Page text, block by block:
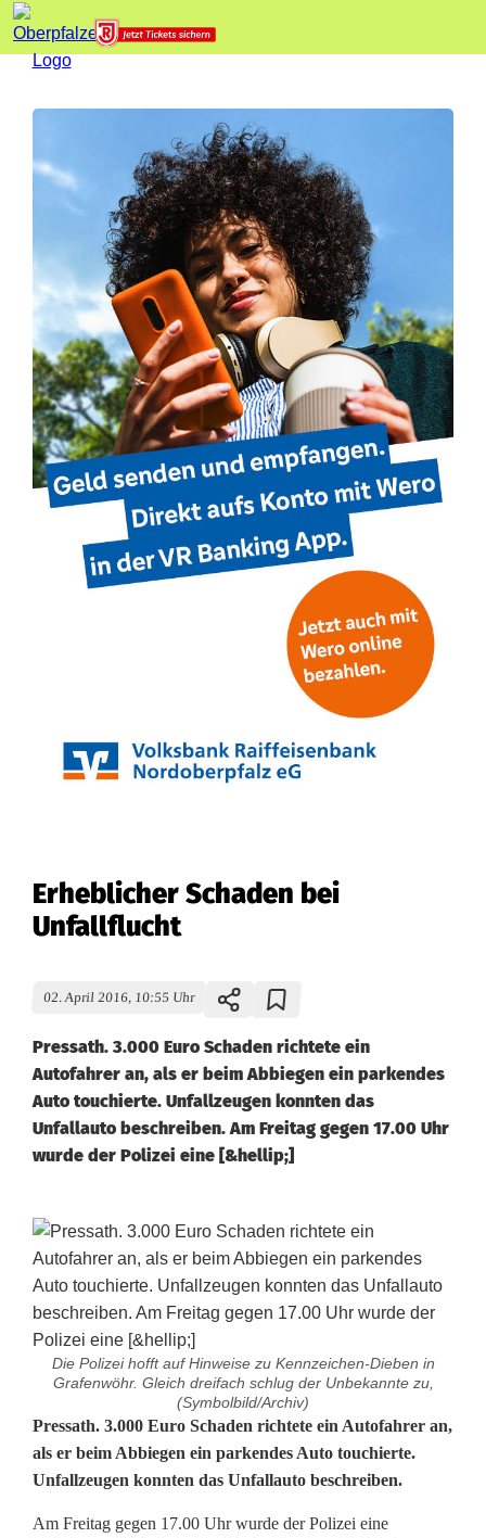
Erheblicher Schaden bei
Unfallflucht
02. April 2016, 10:55 Uhr
Pressath. 3.000 Euro Schaden richtete ein
Autofahrer an, als er beim Abbiegen ein parkendes
Auto touchierte. Unfallzeugen konnten das
Unfallauto beschreiben. Am Freitag gegen 17.00 Uhr
wurde der Polizei eine [&hellip;]
Die Polizei hofft auf Hinweise zu Kennzeichen-Dieben in
Grafenwöhr. Gleich dreifach schlug der Unbekannte zu,
(Symbolbild/Archiv)
E
r
h
Pressath. 3.000 Euro Schaden richtete ein Autofahrer an,
als er beim Abbiegen ein parkendes Auto touchierte.
Unfallzeugen konnten das Unfallauto beschreiben.
Am Freitag gegen 17.00 Uhr wurde der Polizei eine